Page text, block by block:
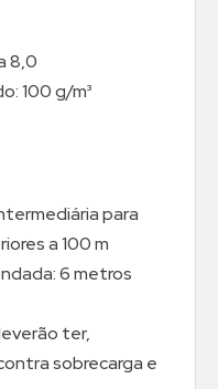
8,0
100 g/m³
para
a 100 m
6 metros
ter,
sobrecarga e